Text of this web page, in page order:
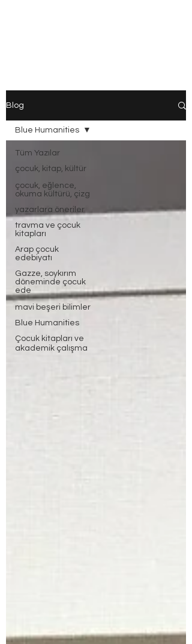
Blog
Tüm Yazılar
çocuk, kitap, kültür
çocuk, eğlence,
okuma kültürü, çizg
yazarlara öneriler
travma ve çocuk
kitapları
Arap çocuk
edebiyatı
Gazze, soykırım
döneminde çocuk
ede
mavi beşeri bilimler
Blue Humanities
Çocuk kitapları ve
akademik çalışma
Blue Humanities